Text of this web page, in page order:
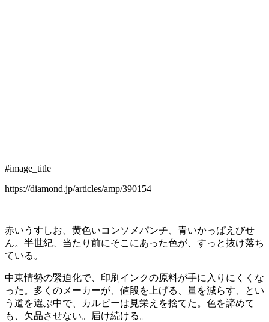
#image_title
https://diamond.jp/articles/amp/390154
赤いうすしお、黄色いコンソメパンチ、青いかっぱえびせ
ん。半世紀、当たり前にそこにあった色が、すっと抜け落ち
ている。
中東情勢の緊迫化で、印刷インクの原料が手に入りにくくな
った。多くのメーカーが、値段を上げる、量を減らす、とい
う道を選ぶ中で、カルビーは見栄えを捨てた。色を諦めて
も、欠品させない。届け続ける。